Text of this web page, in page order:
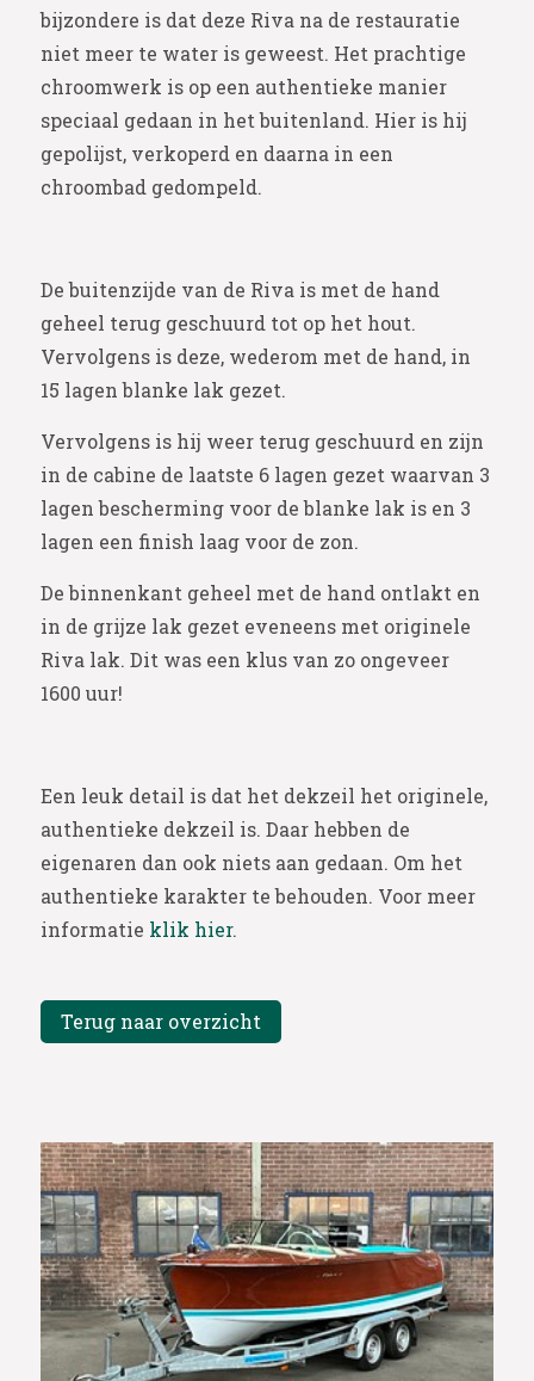
bijzondere is dat deze Riva na de restauratie
niet meer te water is geweest. Het prachtige
chroomwerk is op een authentieke manier
speciaal gedaan in het buitenland. Hier is hij
gepolijst, verkoperd en daarna in een
chroombad gedompeld.
De buitenzijde van de Riva is met de hand
geheel terug geschuurd tot op het hout.
Vervolgens is deze, wederom met de hand, in
15 lagen blanke lak gezet.
Vervolgens is hij weer terug geschuurd en zijn
in de cabine de laatste 6 lagen gezet waarvan 3
lagen bescherming voor de blanke lak is en 3
lagen een finish laag voor de zon.
De binnenkant geheel met de hand ontlakt en
in de grijze lak gezet eveneens met originele
Riva lak. Dit was een klus van zo ongeveer
1600 uur!
Een leuk detail is dat het dekzeil het originele,
authentieke dekzeil is. Daar hebben de
eigenaren dan ook niets aan gedaan. Om het
authentieke karakter te behouden. Voor meer
informatie klik hier.
Terug naar overzicht